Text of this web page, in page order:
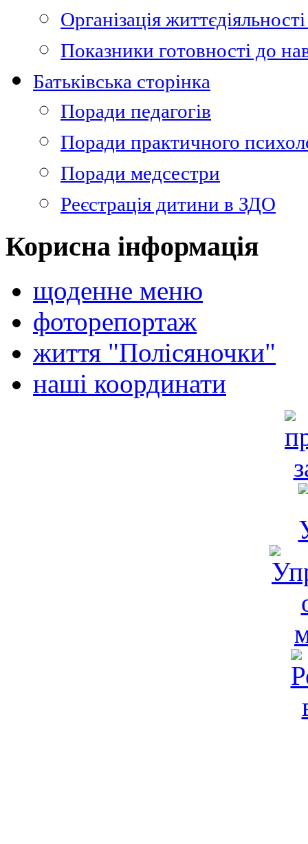
Організація
Показники готовності до
Батьківська сторінка
Поради педагогів
Поради практичного
Поради медсестри
Реєстрація дитини в ЗДО
Корисна інформація
щоденне меню
фоторепортаж
життя "Полісяночки"
наші координати